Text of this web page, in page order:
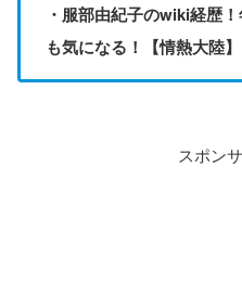
・服部由紀子のwiki経歴
も気になる！【情熱大陸】
スポン